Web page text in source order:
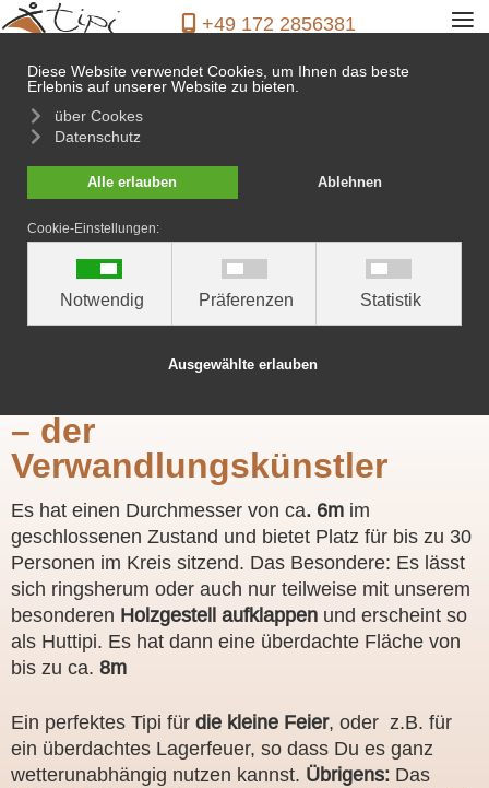
Diese Website verwendet Cookies, um Ihnen das beste
Erlebnis auf unserer Website zu bieten.
über Cookes
Datenschutz
Alle erlauben Ablehnen
Cookie-Einstellungen:
Notwendig Präferenzen Statistik
Ausgewählte erlauben
+49 172 2856381 ≡
Das Zirkon 15 Flex
– der
Verwandlungskünstler
Es hat einen Durchmesser von ca. 6m im
geschlossenen Zustand und bietet Platz für bis zu 30
Personen im Kreis sitzend. Das Besondere: Es lässt
sich ringsherum oder auch nur teilweise mit unserem
besonderen Holzgestell aufklappen und erscheint so
als Huttipi. Es hat dann eine überdachte Fläche von
bis zu ca. 8m
Ein perfektes Tipi für die kleine Feier, oder z.B. für
ein überdachtes Lagerfeuer, so dass Du es ganz
wetterunabhängig nutzen kannst. Übrigens: Das